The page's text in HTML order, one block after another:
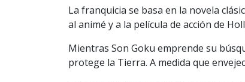
La franquicia se basa en la novela
al animé y a la película de acción de
Mientras Son Goku emprende su
protege la Tierra. A medida que